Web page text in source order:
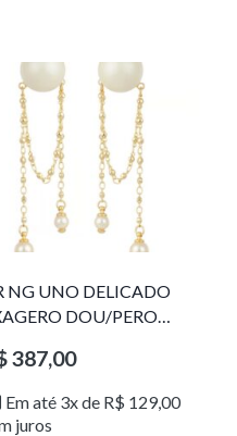
NG UNO DELICADO
DOU/PERO
387,00
Em até 3x de R$ 129,00
juros